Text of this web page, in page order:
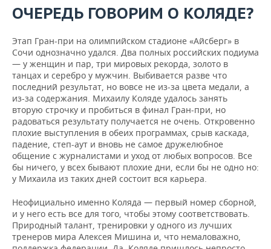
КИБЕРСПОРТ
ФИГУРНОЕ КАТАНИЕ
ВОДНЫЕ ВИДЫ СПОРТА
ХОККЕЙ С МЯЧОМ
КУЛЬТУРА
МЕДИЦИНА
ОБРАЗОВАНИЕ
ПРОИСШЕСТВИЯ
СПИСОК КОМПАНИЙ
ОЧЕРЕДЬ ГОВОРИМ О КОЛЯДЕ?
Этап Гран-при на олимпийском стадионе «Айсберг» в
Сочи однозначно удался. Два полных российских подиума
— у женщин и пар, три мировых рекорда, золото в
танцах и серебро у мужчин. Выбивается разве что
последний результат, но вовсе не из-за цвета медали, а
из-за содержания. Михаилу Коляде удалось занять
вторую строчку и пробиться в финал Гран-при, но
радоваться результату получается не очень. Откровенно
плохие выступления в обеих программах, срыв каскада,
падение, степ-аут и вновь не самое дружелюбное
общение с журналистами и уход от любых вопросов. Все
бы ничего, у всех бывают плохие дни, если бы не одно но:
у Михаила из таких дней состоит вся карьера.
Неофициально именно Коляда — первый номер сборной,
и у него есть все для того, чтобы этому соответствовать.
Природный талант, тренировки у одного из лучших
тренеров мира Алексея Мишина и, что немаловажно,